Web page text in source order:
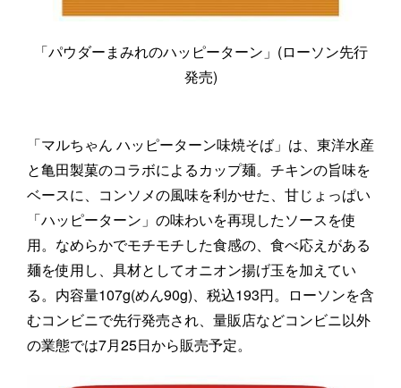
「パウダーまみれのハッピーターン」(ローソン先行
発売)
「マルちゃん ハッピーターン味焼そば」は、東洋水産
と亀田製菓のコラボによるカップ麺。チキンの旨味を
ベースに、コンソメの風味を利かせた、甘じょっぱい
「ハッピーターン」の味わいを再現したソースを使
用。なめらかでモチモチした食感の、食べ応えがある
麺を使用し、具材としてオニオン揚げ玉を加えてい
る。内容量107g(めん90g)、税込193円。ローソンを含
むコンビニで先行発売され、量販店などコンビニ以外
の業態では7月25日から販売予定。